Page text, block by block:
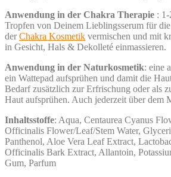
Anwendung in der Chakra Therapie :
Tropfen von Deinem Lieblingsserum für
derChakra Kosmetik vermischen und mit
in Gesicht, Hals & Dekolleté einmassieren.
Anwendung in der Naturkosmetik: eine
ein Wattepad aufsprühen und damit die
Bedarf zusätzlich zur Erfrischung oder als
Haut aufsprühen. Auch jederzeit über dem
Inhaltsstoffe: Aqua, Centaurea Cyanus
Officinalis Flower/Leaf/Stem Water,
Panthenol, Aloe Vera Leaf Extract,
Officinalis Bark Extract, Allantoin,
Gum, Parfum